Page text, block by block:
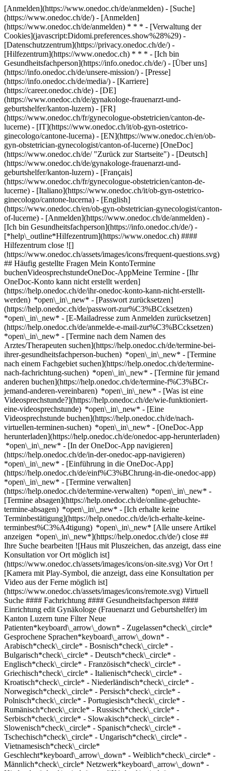
[Anmelden](https://www.onedoc.ch/de/anmelden) - [Suche]
(https://www.onedoc.ch/de/) - [Anmelden]
(https://www.onedoc.ch/de/anmelden) * * * - [Verwaltung der
Cookies](javascript:Didomi.preferences.show%28%29) -
[Datenschutzzentrum](https://privacy.onedoc.ch/de/) -
[Hilfezentrum](https://www.onedoc.ch) * * * - [Ich bin
Gesundheitsfachperson](https://info.onedoc.ch/de/) - [Über uns]
(https://info.onedoc.ch/de/unsere-mission/) - [Presse]
(https://info.onedoc.ch/de/media/) - [Karriere]
(https://career.onedoc.ch/de) - [DE]
(https://www.onedoc.ch/de/gynakologe-frauenarzt-und-
geburtshelfer/kanton-luzern) - [FR]
(https://www.onedoc.ch/fr/gynecologue-obstetricien/canton-de-
lucerne) - [IT](https://www.onedoc.ch/it/ob-gyn-ostetrico-
ginecologo/cantone-lucerna) - [EN](https://www.onedoc.ch/en/ob-
gyn-obstetrician-gynecologist/canton-of-lucerne) [OneDoc]
(https://www.onedoc.ch/de/ "Zurück zur Startseite") - [Deutsch]
(https://www.onedoc.ch/de/gynakologe-frauenarzt-und-
geburtshelfer/kanton-luzern) - [Français]
(https://www.onedoc.ch/fr/gynecologue-obstetricien/canton-de-
lucerne) - [Italiano](https://www.onedoc.ch/it/ob-gyn-ostetrico-
ginecologo/cantone-lucerna) - [English]
(https://www.onedoc.ch/en/ob-gyn-obstetrician-gynecologist/canton-
of-lucerne) - [Anmelden](https://www.onedoc.ch/de/anmelden) -
[Ich bin Gesundheitsfachperson](https://info.onedoc.ch/de/) -
[*help\_outline*Hilfezentrum](https://www.onedoc.ch) ####
Hilfezentrum close ![]
(https://www.onedoc.ch/assets/images/icons/frequent-questions.svg)
## Häufig gestellte Fragen Mein KontoTermine
buchenVideosprechstundeOneDoc-AppMeine Termine - [Ihr
OneDoc-Konto kann nicht erstellt werden]
(https://help.onedoc.ch/de/ihr-onedoc-konto-kann-nicht-erstellt-
werden) *open\_in\_new* - [Passwort zurücksetzen]
(https://help.onedoc.ch/de/passwort-zur%C3%BCcksetzen)
*open\_in\_new* - [E-Mailadresse zum Anmelden zurücksetzen]
(https://help.onedoc.ch/de/anmelde-e-mail-zur%C3%BCcksetzen)
*open\_in\_new* - [Termine nach dem Namen des
Arztes/Therapeuten suchen](https://help.onedoc.ch/de/termine-bei-
ihrer-gesundheitsfachperson-buchen) *open\_in\_new* - [Termine
nach einem Fachgebiet suchen](https://help.onedoc.ch/de/termine-
nach-fachrichtung-suchen) *open\_in\_new* - [Termine für jemand
anderen buchen](https://help.onedoc.ch/de/termine-f%C3%BCr-
jemand-anderen-vereinbaren) *open\_in\_new* - [Was ist eine
Videosprechstunde?](https://help.onedoc.ch/de/wie-funktioniert-
eine-videosprechstunde) *open\_in\_new* - [Eine
Videosprechstunde buchen](https://help.onedoc.ch/de/nach-
virtuellen-terminen-suchen) *open\_in\_new* - [OneDoc-App
herunterladen](https://help.onedoc.ch/de/onedoc-app-herunterladen)
*open\_in\_new* - [In der OneDoc-App navigieren]
(https://help.onedoc.ch/de/in-der-onedoc-app-navigieren)
*open\_in\_new* - [Einführung in die OneDoc-App]
(https://help.onedoc.ch/de/einf%C3%BChrung-in-die-onedoc-app)
*open\_in\_new* - [Termine verwalten](https://help.onedoc.ch/de/termine-verwalten) *open\_in\_new* - [Termine absagen](https://help.onedoc.ch/de/online-gebuchte-termine-absagen) *open\_in\_new* - [Ich erhalte keine Terminbestätigung](https://help.onedoc.ch/de/ich-erhalte-keine-terminbest%C3%A4tigung) *open\_in\_new* [Alle unsere Artikel anzeigen *open\_in\_new*](https://help.onedoc.ch/de/) close ## Ihre Suche bearbeiten ![Haus mit Pluszeichen, das anzeigt, dass eine Konsultation vor Ort möglich ist](https://www.onedoc.ch/assets/images/icons/on-site.svg) Vor Ort ![Kamera mit Play-Symbol, die anzeigt, dass eine Konsultation per Video aus der Ferne möglich ist](https://www.onedoc.ch/assets/images/icons/remote.svg) Virtuell Suche #### Fachrichtung #### Gesundheitsfachperson #### Einrichtung edit Gynäkologe (Frauenarzt und Geburtshelfer) im Kanton Luzern tune Filter Neue Patienten*keyboard\_arrow\_down* - Zugelassen*check\_circle* Gesprochene Sprachen*keyboard\_arrow\_down* - Arabisch*check\_circle* - Bosnisch*check\_circle* - Bulgarisch*check\_circle* - Deutsch*check\_circle* - Englisch*check\_circle* - Französisch*check\_circle* - Griechisch*check\_circle* - Italienisch*check\_circle* - Kroatisch*check\_circle* - Niederländisch*check\_circle* - Norwegisch*check\_circle* - Persisch*check\_circle* - Polnisch*check\_circle* - Portugiesisch*check\_circle* - Rumänisch*check\_circle* - Russisch*check\_circle* - Serbisch*check\_circle* - Slowakisch*check\_circle* - Slowenisch*check\_circle* - Spanisch*check\_circle* - Tschechisch*check\_circle* - Ungarisch*check\_circle* - Vietnamesisch*check\_circle* Geschlecht*keyboard\_arrow\_down* - Weiblich*check\_circle* - Männlich*check\_circle* Netzwerk*keyboard\_arrow\_down* - Hirslanden*check\_circle* - mediX*check\_circle* Verfügbarkeit*keyboard\_arrow\_down* - Heute*check\_circle* - In den nächsten 3 Tagen*check\_circle* - In den nächsten 7 Tagen*check\_circle* - In den nächsten 14 Tagen*check\_circle* # Gynäkologie (Frauenarzt) im Kanton Luzern: Buchen Sie heute Ihren Termin online [![Dr. med. Roxana Buf, Gynäkologin (Frauenärztin und Geburtshelferin) in Emmen](https://assets.onedoc.ch/images/users/4fae1ab60af248cf204291c907dbcbe0a5b6e015edba603140e1cd6cfa34fffa-small.jpg "Dr. med. Roxana Buf, Gynäkologin (Frauenärztin und Geburtshelferin) in Emmen")](https://www.onedoc.ch/de/gynakologin-frauenarztin-und-geburtshelferin/emmen/pc0z3/dr-med-roxana-buf) ### [Dr. med. Roxana Buf](https://www.onedoc.ch/de/gynakologin-frauenarztin-und-geburtshelferin/emmen/pc0z3/dr-med-roxana-buf) ![Abzeichen, das ein verifiziertes Profil kennzeichnet](https://www.onedoc.ch/assets/images/icons/checkmark.svg) [Gynäkologin (Frauenärztin und Geburtshelferin)](https://www.onedoc.ch/de/gynakologe-frauenarzt-und-geburtshelfer/emmen) [Frauenpraxis Dr. med. Roxana Buf](https://www.onedoc.ch/de/medizinische-praxis/emmen/ebd9u/frauenpraxis-dr-med-roxana-buf) Gerliswilstrasse 30 6020 Emmen ![Patient mit Pluszeichen, der anzeigt, dass neue Patienten angenommen werden](https://www.onedoc.ch/assets/images/icons/new-patients.svg)Akzeptiert neue Patienten [Termin buchen](https://www.onedoc.ch/de/gynakologin-frauenarztin-und-geburtshelferin/emmen/pc0z3/dr-med-roxana-buf) Expertisen:[Harnwegsinfektion | Zystitis | Blasenentzündung](https://www.onedoc.ch/de/harnwegsinfektion-zystitis-blasenentzundung/emmen), [Vaginalpilz](https://www.onedoc.ch/de/vaginalpilz/emmen), [Sexuell übertragbare Krankheiten | Sexuell übertragbare Infektionen (STD/STI)](https://www.onedoc.ch/de/sexuell-ubertragbare-krankheiten-sexuell-ubertragbare-infektionen-std-sti/emmen), [Stillen](https://www.onedoc.ch/de/stillen/emmen), [Hormonanalyse](https://www.onedoc.ch/de/hormonanalyse/emmen), [Vorsorgeuntersuchung | Check up](https://www.onedoc.ch/de/vorsorgeuntersuchung-check-up/emmen), [Blutentnahme für Check up | Blutanalyse für Check up](https://www.onedoc.ch/de/blutentnahme-fur-check-up-blutanalyse-fur-check-up/emmen), [Verhütung](https://www.onedoc.ch/de/verhutung/emmen), [Vorsorgeuntersuchung Brustkrebs](https://www.onedoc.ch/de/vorsorgeuntersuchung-brustkrebs/emmen), [Vorsorgeuntersuchung Humane Papillomaviren (HPV) | PAP Abstrich](https://www.onedoc.ch/de/vorsorgeuntersuchung-humane-papillomaviren-hpv-pap-abstrich/emmen)Mehr anzeigen *chevron\_left* Mi. 05 Aug. *chevron\_right* Mehr Termine anzeigen *error\_outline* Beim Laden der Verfügbarkeiten ist ein Fehler aufgetreten [Erneut versuchen](https://www.onedoc.ch) Expertisen:[Harnwegsinfektion | Zystitis | Blasenentzündung](https://www.onedoc.ch/de/harnwegsinfektion-zystitis-blasenentzundung/emmen), [Vaginalpilz](https://www.onedoc.ch/de/vaginalpilz/emmen), [Sexuell übertragbare Krankheiten | Sexuell übertragbare Infektionen (STD/STI)](https://www.onedoc.ch/de/sexuell-ubertragbare-krankheiten-sexuell-ubertragbare-infektionen-std-sti/emmen), [Stillen](https://www.onedoc.ch/de/stillen/emmen), [Hormonanalyse](https://www.onedoc.ch/de/hormonanalyse/emmen), [Vorsorgeuntersuchung | Check up](https://www.onedoc.ch/de/vorsorgeuntersuchung-check-up/emmen), [Blutentnahme für Check up | Blutanalyse für Check up](https://www.onedoc.ch/de/blutentnahme-fur-check-up-blutanalyse-fur-check-up/emmen), [Verhütung](https://www.onedoc.ch/de/verhutung/emmen), [Vorsorgeuntersuchung Brustkrebs](https://www.onedoc.ch/de/vorsorgeuntersuchung-brustkrebs/emmen), [Vorsorgeuntersuchung Humane Papillomaviren (HPV) | PAP Abstrich](https://www.onedoc.ch/de/vorsorgeuntersuchung-humane-papillomaviren-hpv-pap-abstrich/emmen)Mehr anzeigen [![Dr. med. Theresa Scheld, Gynäkologin (Frauenärztin und Geburtshelferin) in Luzern](https://assets.onedoc.ch/images/users/72f198eb24e2353a7c18a6609d7eac7632fa556851a5a83d03c46c8cba8da5f7-small.jpg "Dr. med. Theresa Scheld, Gynäkologin (Frauenärztin und Geburtshelferin) in Luzern")](https://www.onedoc.ch/de/gynakologin-frauenarztin-und-geburtshelferin/luzern/pc0rm/dr-med-theresa-scheld) ### [Dr. med. Theresa Scheld](https://www.onedoc.ch/de/gynakologin-frauenarztin-und-geburtshelferin/luzern/pc0rm/dr-med-theresa-scheld) ![Abzeichen, das ein verifiziertes Profil kennzeichnet](https://www.onedoc.ch/assets/images/icons/checkmark.svg) [Gynäkologin (Frauenärztin und Geburtshelferin)](https://www.onedoc.ch/de/gynakologe-frauenarzt-und-geburtshelfer/luzern) [Medicum Wesemlin AG](https://www.onedoc.ch/de/medizinische-praxis/luzern/etxo/medicum-wesemlin-ag) Landschaustrasse 2 6006 Luzern ![Patient mit Pluszeichen, der anzeigt, dass neue Patienten angenommen werden](https://www.onedoc.ch/assets/images/icons/new-patients.svg)Akzeptiert neue Patienten [Termin buchen](https://www.onedoc.ch/de/gynakologin-frauenarztin-und-geburtshelferin/luzern/pc0rm/dr-med-theresa-scheld) Expertisen:[Vorsorgeuntersuchung | Check up](https://www.onedoc.ch/de/vorsorgeuntersuchung-check-up/luzern), [Wechseljahre | Menopause](https://www.onedoc.ch/de/wechseljahre-menopause/luzern), [Hormonanalyse](https://www.onedoc.ch/de/hormonanalyse/luzern), [Endometriose](https://www.onedoc.ch/de/endometriose/luzern), [Schwangerschaftsultraschall](https://www.onedoc.ch/de/schwangerschaftsultraschall/luzern), [Geburtsvorbereitung](https://www.onedoc.ch/de/geburtsvorbereitung/luzern), [Verhütung](https://www.onedoc.ch/de/verhutung/luzern), [Impfberatung](https://www.onedoc.ch/de/impfberatung/luzern), [Schwangerschaftsvorsorge | Schwangerschaftsuntersuchung](https://www.onedoc.ch/de/schwangerschaftsvorsorge-schwangerschaftsuntersuchung/luzern)Mehr anzeigen *chevron\_left* Mi. 05 Aug. *chevron\_right* Mehr Termine anzeigen *error\_outline* Beim Laden der Verfügbarkeiten ist ein Fehler aufgetreten [Erneut versuchen](https://www.onedoc.ch) Expertisen:[Vorsorgeuntersuchung | Check up](https://www.onedoc.ch/de/vorsorgeuntersuchung-check-up/luzern), [Wechseljahre | Menopause](https://www.onedoc.ch/de/wechseljahre-menopause/luzern), [Hormonanalyse](https://www.onedoc.ch/de/hormonanalyse/luzern), [Endometriose](https://www.onedoc.ch/de/endometriose/luzern), [Schwangerschaftsultraschall](https://www.onedoc.ch/de/schwangerschaftsultraschall/luzern), [Geburtsvorbereitung](https://www.onedoc.ch/de/geburtsvorbereitung/luzern), [Verhütung](https://www.onedoc.ch/de/verhutung/luzern), [Impfberatung](https://www.onedoc.ch/de/impfberatung/luzern), [Schwangerschaftsvorsorge | Schwangerschaftsuntersuchung](https://www.onedoc.ch/de/schwangerschaftsvorsorge-schwangerschaftsuntersuchung/luzern)Mehr anzeigen [![Dr. med. Arthur Zapolnik, Gynäkologe (Frauenarzt und Geburtshelfer) in Hildisrieden](https://assets.onedoc.ch/images/users/b2835ea8ffba27f894628adf7b2c73a37334449e1a921352923d5e10e92bf370-small.jpg "Dr. med. Arthur Zapolnik, Gynäkologe (Frauenarzt und Geburtshelfer) in Hildisrieden")](https://www.onedoc.ch/de/gynakologe-frauenarzt-und-geburtshelfer/hildisrieden/pc1fv/dr-med-arthur-zapolnik) ### [Dr. med. Arthur Zapolnik](https://www.onedoc.ch/de/gynakologe-frauenarzt-und-geburtshelfer/hildisrieden/pc1fv/dr-med-arthur-zapolnik) ![Abzeichen, das ein verifiziertes Profil kennzeichnet](https://www.onedoc.ch/assets/images/icons/checkmark.svg) [Gynäkologe (Frauenarzt und Geburtshelfer)](https://www.onedoc.ch/de/gynakologe-frauenarzt-und-geburtshelfer/hildisrieden) [Erlosenpraxis Hildisrieden](https://www.onedoc.ch/de/gruppenpraxis/hildisrieden/ebee9/erlosenpraxis-hildisrieden) Waldmatt 28 6024 Hildisrieden ![Patient mit Pluszeichen, der anzeigt, dass neue Patienten angenommen werden](https://www.onedoc.ch/assets/images/icons/new-patients.svg)Akzeptiert neue Patienten [Termin buchen](https://www.onedoc.ch/de/gynakologe-frauenarzt-und-geburtshelfer/hildisrieden/pc1fv/dr-med-arthur-zapolnik) *chevron\_left* Mi. 05 Aug. *chevron\_right* Mehr Termine anzeigen *error\_outline* Beim Laden der Verfügbarkeiten ist ein Fehler aufgetreten [Erneut versuchen](https://www.onedoc.ch) [![Dr. med. Stephanie Senn, Gynäkologin (Frauenärztin und Geburtshelferin) in Kriens](https://assets.onedoc.ch/images/us